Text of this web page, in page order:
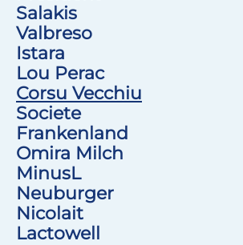
Salakis
Valbreso
Istara
Lou Perac
Corsu Vecchiu
Societe
Frankenland
Omira Milch
MinusL
Neuburger
Nicolait
Lactowell